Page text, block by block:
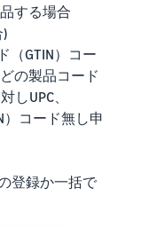
する場合
（GTIN）コー
の製品コード
しUPC、
）コード無し申
登録か一括で